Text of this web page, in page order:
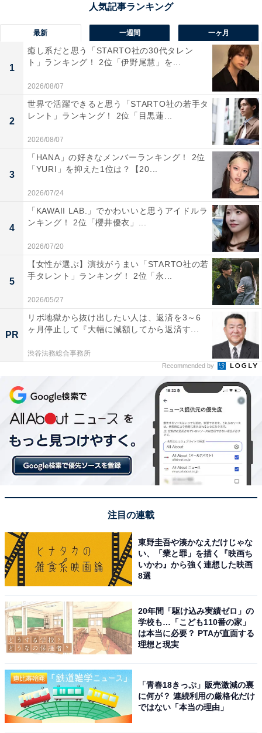
太子をイメージしてしまうし、実際それなりに偏差値が
高いから」（40代女性／神奈川県）といった声が集まり
1位：大阪星光学院高等学校／98票
大阪市天王寺区の大阪星光学院高等学校が1位に選ばれ
ました。入試の難易度が極めて高く、府内の最優秀層の
男子学生が集まることで知られています。東大や京大へ
の安定した合格実績はもちろん、医学部への進学率も非
常に高く、その学力の高さは全国区です。
回答者からは「合格する時点で学力水準が非常に高い生
徒が揃う。まさに 優秀な学生が集まる学校の象徴」（50
代男性／東京都）、「切磋琢磨できる仲間が多く、学力
や能力を高め合う雰囲気があるから」（30代女性／東京
都）、「東大・京大・医学部への合格者が多いので優れ
た生徒は多いと思います」（50代女性／広島県）といっ
※回答者からのコメントは原文ママです
次ページ 10位までのランキング結果を見る
最新 一週間 一ヶ月
1
癒し系だと思う「STARTO社の30代タレン
ト」ランキング！ 2位「伊野尾慧」を...
2026/08/07
2
世界で活躍できると思う「STARTO社の若手タ
レント」ランキング！ 2位「目黒蓮...
2026/08/07
3
「HANA」の好きなメンバーランキング！ 2位
「YURI」を抑えた1位は？【20...
2026/07/24
4
「KAWAII LAB.」でかわいいと思うアイドルラ
ンキング！ 2位「櫻井優衣」...
2026/07/20
5
【女性が選ぶ】演技がうまい「STARTO社の若
手タレント」ランキング！ 2位「永...
2026/05/27
PR
リボ地獄から抜け出したい人は、返済を3～6
ヶ月停止して『大幅に減額してから返済す...
渋谷法務総合事務所
Recommended by
注目の連載
東野圭吾や湊かなえだけじゃな
い、「業と罪」を描く『映画ち
いかわ』から強く連想した映画
8選
20年間「駆け込み実績ゼロ」の
学校も…「こども110番の家」
は本当に必要？ PTAが直面する
理想と現実
「青春18きっぷ」販売激減の裏
に何が？ 連続利用の厳格化だけ
ではない「本当の理由」